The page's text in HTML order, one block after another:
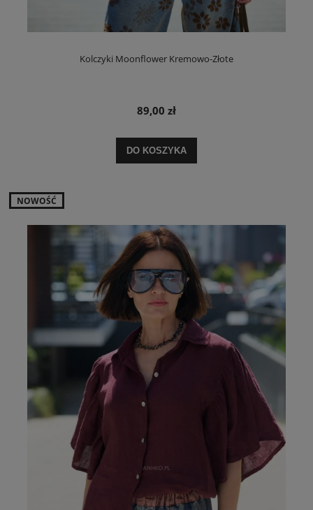
Kolczyki Moonflower Kremowo-Złote
89,00 zł
DO KOSZYKA
NOWOŚĆ